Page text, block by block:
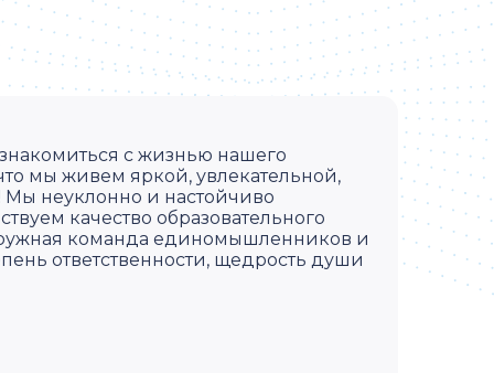
с жизнью нашего
мы живем яркой, увлекательной,
неуклонно и настойчиво
качество образовательного
команда единомышленников и
ответственности, щедрость души